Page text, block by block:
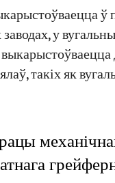
ў
у
такіх як